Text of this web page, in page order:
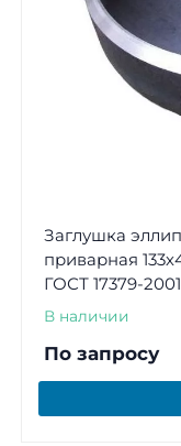
Заглушка
приварная
ГОСТ 17379-2001
В наличии
По запросу